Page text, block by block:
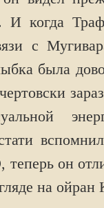
И когда
с
была
он
на ойран